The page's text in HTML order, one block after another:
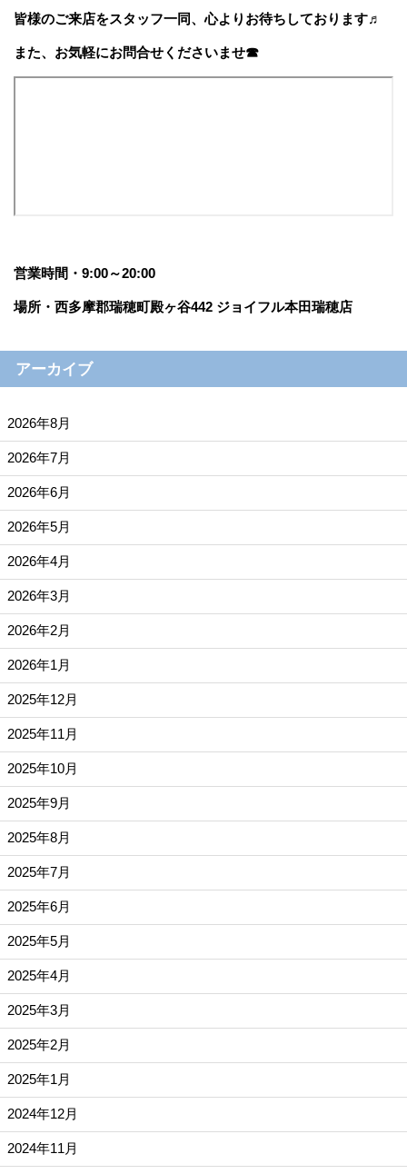
皆様のご来店をスタッフ一同、心よりお待ちしております♬
また、お気軽にお問合せくださいませ☎
営業時間・9:00～20:00
場所・西多摩郡瑞穂町殿ヶ谷442 ジョイフル本田瑞穂店
アーカイブ
2026年8月
2026年7月
2026年6月
2026年5月
2026年4月
2026年3月
2026年2月
2026年1月
2025年12月
2025年11月
2025年10月
2025年9月
2025年8月
2025年7月
2025年6月
2025年5月
2025年4月
2025年3月
2025年2月
2025年1月
2024年12月
2024年11月